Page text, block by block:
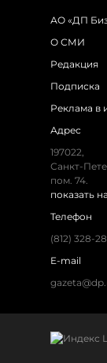
АО «ДП
О СМИ
Редакция
Подписка
Реклама в
Адрес
197022,
Санкт-
пом. 74.
показать
Телефон
(812) 328-
E-mail